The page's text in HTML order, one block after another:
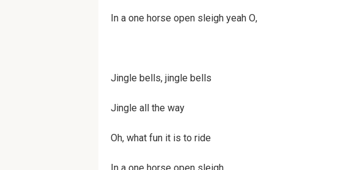
In a one horse open sleigh yeah О,
Jin­gle bells, jin­gle bells
Jin­gle all the way
Oh, what fun it is to ride